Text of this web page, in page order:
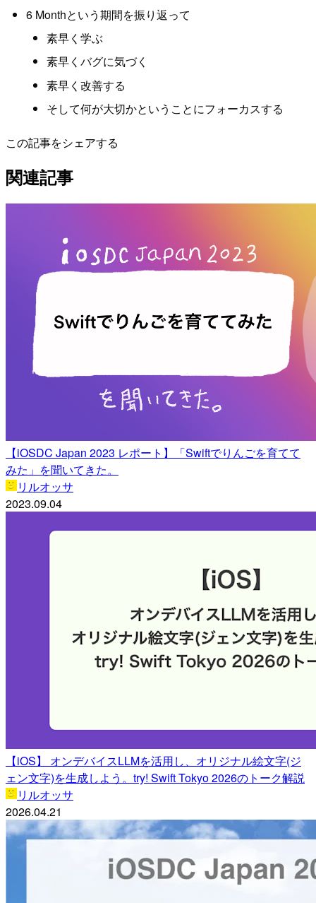
6 Monthという期間を振り返って
素早く学ぶ
素早くバグに気づく
素早く改善する
そして何が大切かということにフォーカスする
この記事をシェアする
関連記事
【iOSDC Japan 2023 レポート】「Swiftでりんごを育てて
みた」を聞いてきた。
リルオッサ
2023.09.04
【iOS】 オンデバイスLLMを活用し、オリジナル絵文字(ジ
ェン文字)を生成しよう。try! Swift Tokyo 2026のトーク解説
リルオッサ
2026.04.21